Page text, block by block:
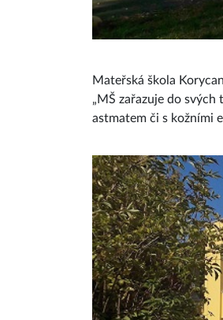
Mateřská škola
„MŠ zařazuje do
astmatem či s kožními